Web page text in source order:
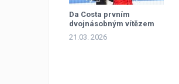
Da Costa prvním
dvojnásobným vítězem
sezony
21.03. 2026